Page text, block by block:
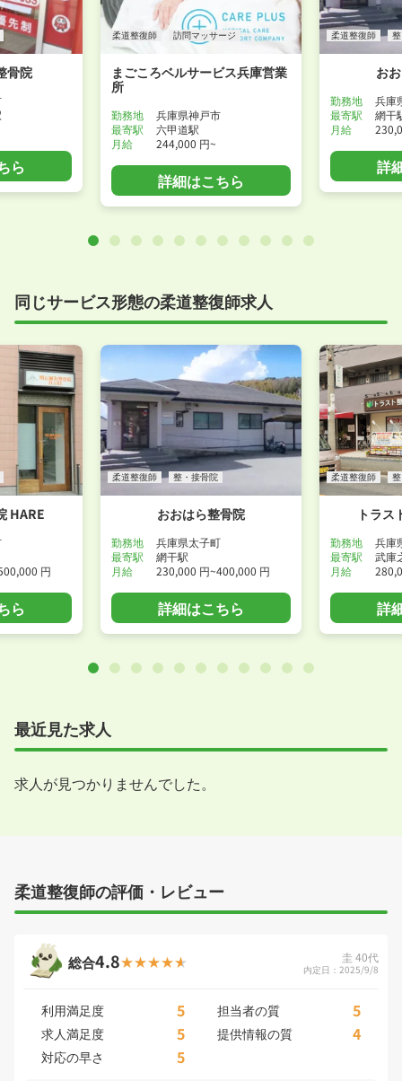
骨院
ら
柔道整復師 訪問マッサージ
まごころベルサービス兵庫営業
所
勤務地
兵庫県神戸市
最寄駅
六甲道駅
月給
244,000 円~
詳細はこちら
柔道整復師
お
勤務地
兵庫
最寄駅
網干
月給
詳
同じサービス形態の柔道整復師求人
HARE
円
ら
柔道整復師 整・接骨院
おおはら整骨院
勤務地
兵庫県太子町
最寄駅
網干駅
月給
230,000 円~400,000 円
詳細はこちら
柔道整復師
トラス
勤務地
兵庫
最寄駅
武庫
月給
詳
最近見た求人
求人が見つかりませんでした。
柔道整復師の評価・レビュー
総合4.8 圭 40代
内定日：2025/9/8
利用満足度 5 担当者の質 5
求人満足度 5 提供情報の質 4
対応の早さ 5